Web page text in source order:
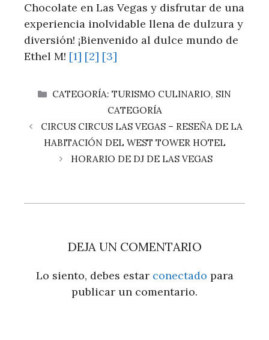
Chocolate en Las Vegas y disfrutar de una
experiencia inolvidable llena de dulzura y
diversión! ¡Bienvenido al dulce mundo de
Ethel M! [1] [2] [3]
CATEGORÍAS
CATEGORÍA: TURISMO CULINARIO, SIN
CATEGORÍA
CIRCUS CIRCUS LAS VEGAS – RESEÑA DE LA
HABITACIÓN DEL WEST TOWER HOTEL
HORARIO DE DJ DE LAS VEGAS
DEJA UN COMENTARIO
Lo siento, debes estar conectado para
publicar un comentario.